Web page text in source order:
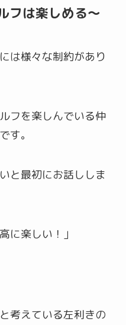
フは楽しめる〜
は様々な制約があり
フを楽しんでいる仲
す。
と最初にお話ししま
に楽しい！」
考えている左利きの